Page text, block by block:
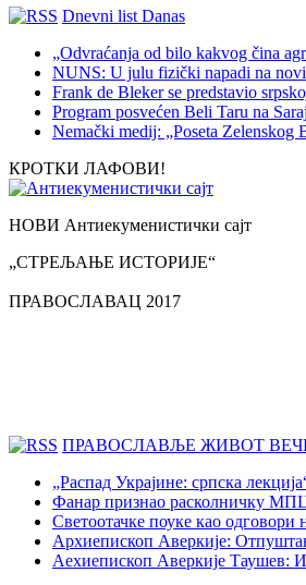
Dnevni list Danas
„Odvraćanja od bilo kakvog čina
NUNS: U julu fizički napadi na
Frank de Bleker se predstavio
Program posvećen Beli Taru na
Nemački medij: „Poseta Zelenskog
КРОТКИ ЛАФОВИ!
НОВИ Антиекуменистички сајт
„СТРЕЉАЊЕ ИСТОРИЈЕ“
ПРАВОСЛАВАЦ 2017
ПРАВОСЛАВЉЕ ЖИВОТ
„Распад Украјине: српска
Фанар признао расколничку
Светоотачке поуке као
Архиепископ Аверкије:
Аехиепископ Аверкије Таушев: